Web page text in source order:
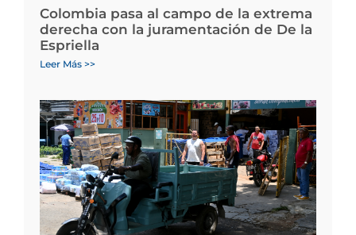
Colombia pasa al campo de la extrema
derecha con la juramentación de De la
Espriella
Leer Más >>